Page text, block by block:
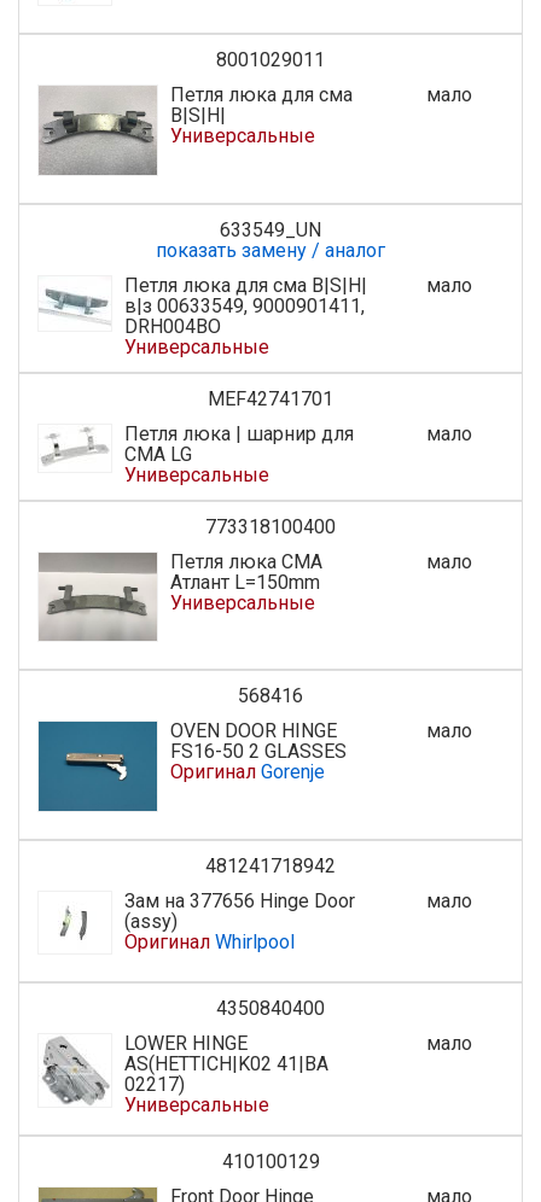
8001029011
Петля люка для сма
B|S|H|
Универсальные
мало
633549_UN
показать замену / аналог
Петля люка для сма B|S|H|
в|з 00633549, 9000901411,
DRH004BO
Универсальные
мало
MEF42741701
Петля люка | шарнир для
СМА LG
Универсальные
мало
773318100400
Петля люка СМА
Атлант L=150mm
Универсальные
мало
568416
OVEN DOOR HINGE
FS16-50 2 GLASSES
Оригинал Gorenje
мало
481241718942
Зам на 377656 Hinge Door
(assy)
Оригинал Whirlpool
мало
4350840400
LOWER HINGE
AS(HETTICH|K02 41|BA
02217)
Универсальные
мало
410100129
Front Door Hinge
мало